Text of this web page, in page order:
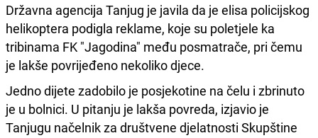
Državna agencija Tanjug je javila da je elisa policijskog
helikoptera podigla reklame, koje su poletjele ka
tribinama FK "Jagodina" među posmatrače, pri čemu
je lakše povrijeđeno nekoliko djece.
Jedno dijete zadobilo je posjekotine na čelu i zbrinuto
je u bolnici. U pitanju je lakša povreda, izjavio je
Tanjugu načelnik za društvene djelatnosti Skupštine